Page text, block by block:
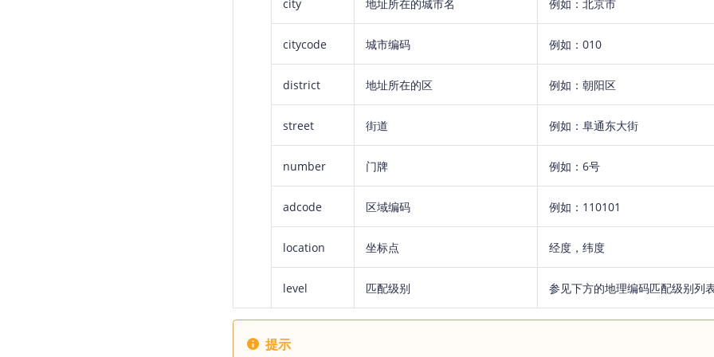
city 地址所在的城市名 例如：北京市
citycode 城市编码 例如：010
district 地址所在的区 例如：朝阳区
street 街道 例如：阜通东大街
number 门牌 例如：6号
adcode 区域编码 例如：110101
location 坐标点 经度，纬度
level 匹配级别 参见下方的地理编码匹配级别列
提示